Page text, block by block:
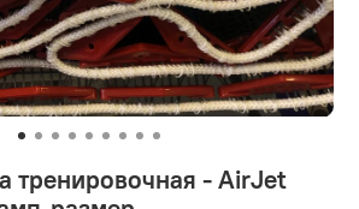
тренировочная - AirJet